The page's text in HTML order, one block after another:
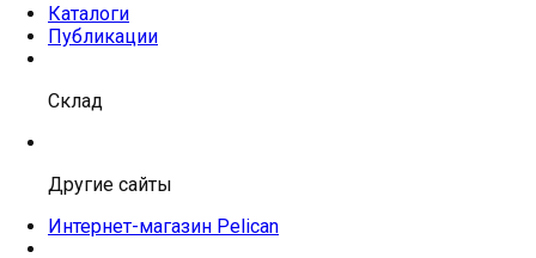
Каталоги
Публикации
Склад
Другие сайты
Интернет-магазин Pelican